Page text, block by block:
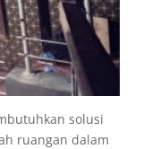
solusi
ruangan dalam